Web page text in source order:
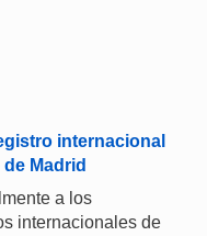
internacional
Madrid
a los
internacionales de